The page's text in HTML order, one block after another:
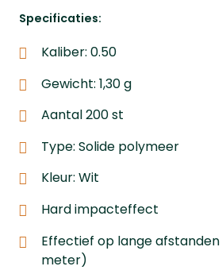
Specificaties:
Kaliber: 0.50
Gewicht: 1,30 g
Aantal 200 st
Type: Solide polymeer
Kleur: Wit
Hard impacteffect
Effectief op lange
meter)